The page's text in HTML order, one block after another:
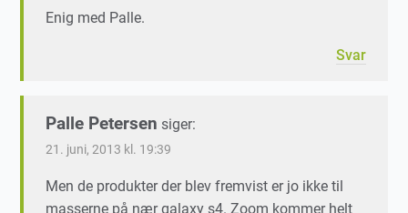
Enig med Palle.
Svar
Palle Petersen siger:
21. juni, 2013 kl. 19:39
Men de produkter der blev fremvist er jo ikke til
masserne på nær galaxy s4. Zoom kommer helt